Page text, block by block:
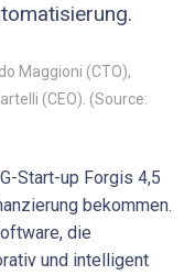
Maggioni (CTO),
(CEO). (Source:
Start-up Forgis 4,5
bekommen.
die
und intelligent